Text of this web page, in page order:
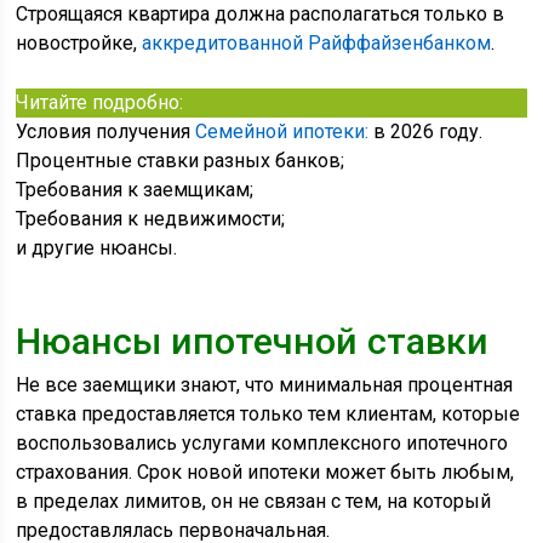
Строящаяся квартира должна располагаться только в
новостройке,аккредитованной Райффайзенбанком.
Читайте подробно:
Условия полученияСемейной ипотеки: в 2026 году.
Процентные ставки разных банков;
Требования к заемщикам;
Требования к недвижимости;
и другие нюансы.
Нюансы ипотечной ставки
Не все заемщики знают, что минимальная процентная
ставка предоставляется только тем клиентам, которые
воспользовались услугами комплексного ипотечного
страхования. Срок новой ипотеки может быть любым,
в пределах лимитов, он не связан с тем, на который
предоставлялась первоначальная.